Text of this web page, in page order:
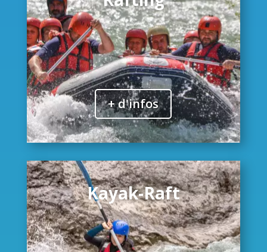
+ d'infos
Kayak-Raft